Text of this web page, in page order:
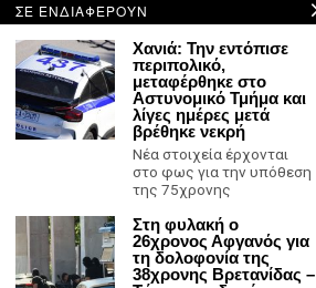
ΣΕ ΕΝΔΙΑΦΕΡΟΥΝ
Χανιά: Την εντόπισε
περιπολικό,
μεταφέρθηκε στο
Αστυνομικό Τμήμα και
λίγες ημέρες μετά
βρέθηκε νεκρή
Νέα στοιχεία έρχονται
στο φως για την υπόθεση
της 75χρονης
Στη φυλακή ο
26χρονος Αφγανός για
τη δολοφονία της
38χρονης Βρετανίδας –